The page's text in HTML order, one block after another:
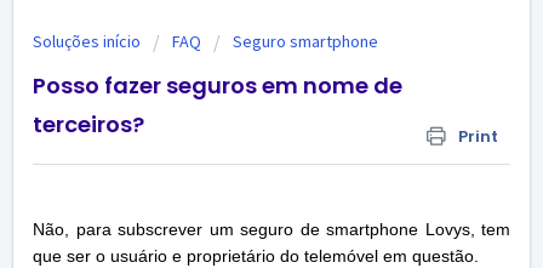
Soluções início FAQ Seguro smartphone
Posso fazer seguros em nome de
terceiros?
Print
Não, para subscrever um seguro de smartphone Lovys, tem
que ser o usuário e proprietário do telemóvel em questão.